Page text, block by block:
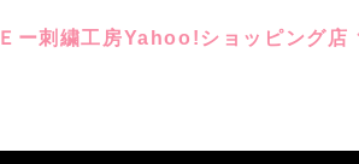
Ｅー刺繍工房Yahoo!ショッピング店